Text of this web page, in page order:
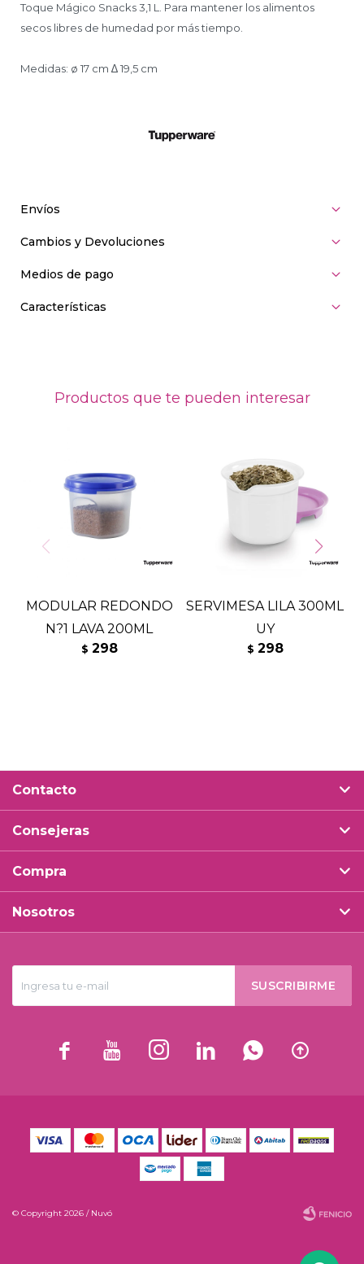
Toque Mágico Snacks 3,1 L. Para mantener los alimentos
secos libres de humedad por más tiempo.
Medidas: ø 17 cm ∆ 19,5 cm
Envíos
Cambios y Devoluciones
Medios de pago
Características
Productos que te pueden interesar
MODULAR REDONDO
N?1 LAVA 200ML
$ 298
SERVIMESA LILA 300ML
UY
$ 298
SUSCRIBIRME
     
Contacto
Consejeras
Compra
Nosotros
© Copyright 2026 / Nuvó